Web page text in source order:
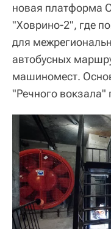
новая платформа
"Ховрино-2", где
для
автобусных
машиномест.
"Речного вокзала"